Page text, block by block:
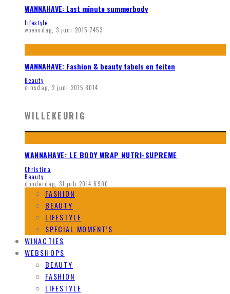
WANNAHAVE: Last minute summerbody
Lifestyle
woensdag, 3 juni 2015 7453
WANNAHAVE: Fashion & beauty fabels en feiten
Beauty
dinsdag, 2 juni 2015 8014
WILLEKEURIG
WANNAHAVE: LE BODY WRAP NUTRI-SUPREME
Christina
Beauty
donderdag, 31 juli 2014 6900
FASHION
BEAUTY
LIFESTYLE
SPECIAL MOMENT’S
WINACTIES
WEBSHOPS
BEAUTY
FASHION
LIFESTYLE